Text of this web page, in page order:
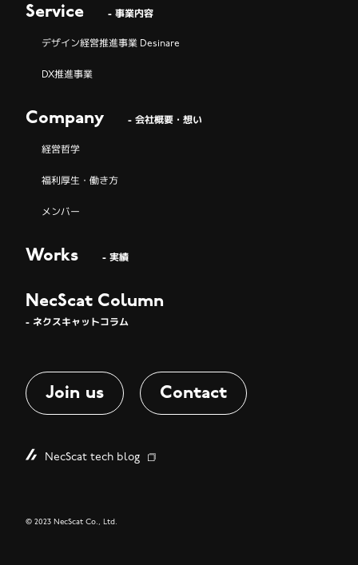
Service - 事業内容
デザイン経営推進事業 Desinare
DX推進事業
Company - 会社概要・想い
経営哲学
福利厚生・働き方
メンバー
Works - 実績
NecScat Column
- ネクスキャットコラム
Join us Contact
NecScat tech blog
© 2023 NecScat Co., Ltd.